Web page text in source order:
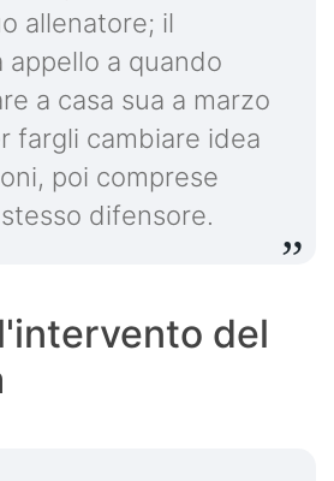
allenatore; il
appello a quando
a casa sua a marzo
fargli cambiare idea
poi comprese
difensore.
del